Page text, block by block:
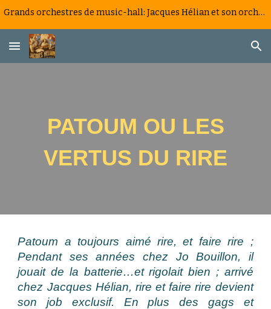
Grands orchestres de music-hall: Jacques Hélian et son orchestre, la saga d'un big band à la française
PATOUM OU LES
VERTUS DU RIRE
Patoum a toujours aimé rire, et faire rire ;
Pendant ses années chez Jo Bouillon, il
jouait de la batterie…et rigolait bien ; arrivé
chez Jacques Hélian, rire et faire rire devient
son job exclusif. En plus des gags et